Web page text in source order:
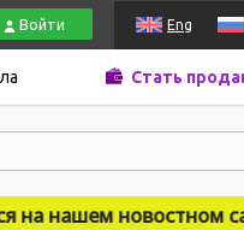
Войти Eng
Стать
нашем новостном